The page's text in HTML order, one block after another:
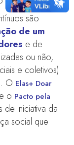
são
de um
e de
ou não,
e coletivos)
O Elas+ Doar
e o Pacto pela
iniciativa da
social que